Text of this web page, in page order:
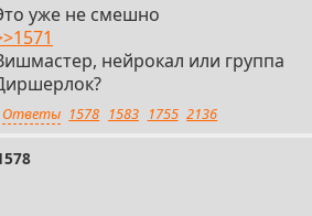
уже не смешно
нейрокал или группа
Ответы 1578 1583 1755 2136